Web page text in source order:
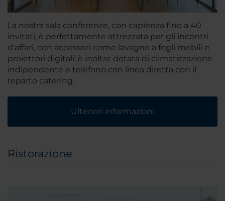
La nostra sala conferenze, con capienza fino a 40
invitati, è perfettamente attrezzata per gli incontri
d'affari, con accessori come lavagne a fogli mobili e
proiettori digitali; è inoltre dotata di climatizzazione
indipendente e telefono con linea diretta con il
reparto catering.
Ulteriori informazioni
Ristorazione